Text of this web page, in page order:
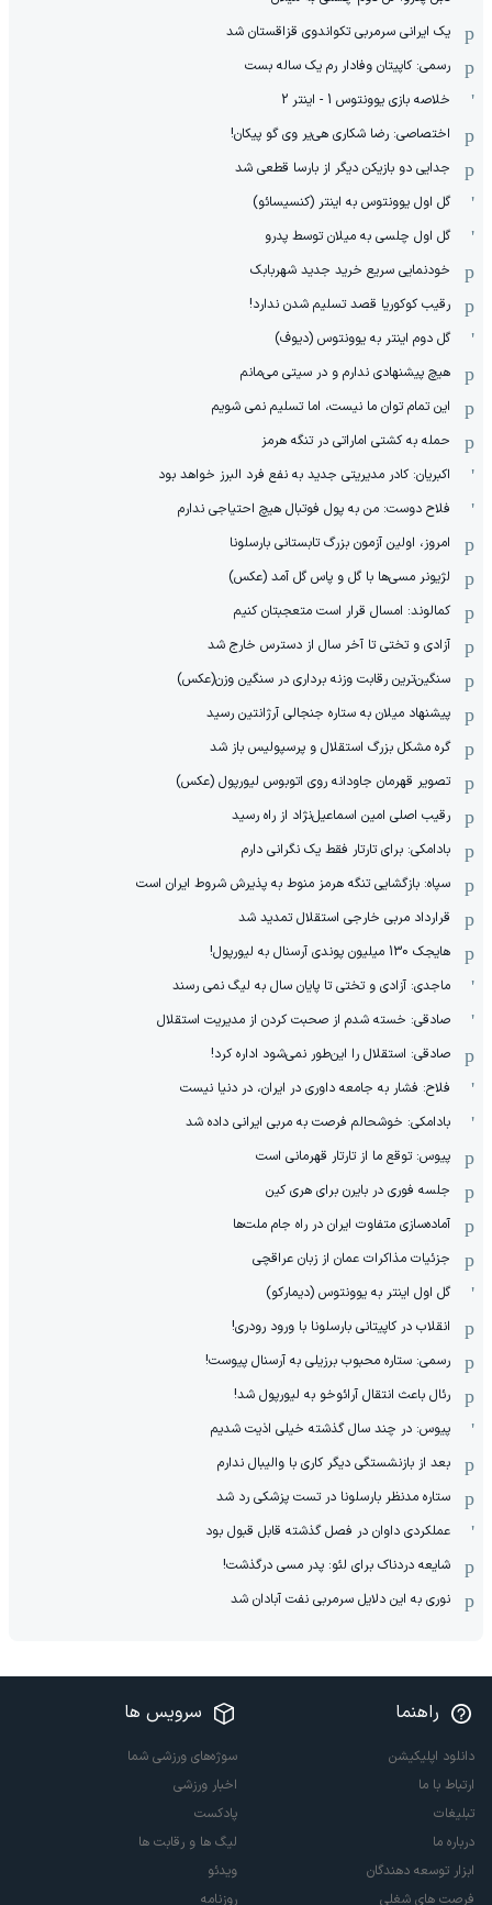
یک ایرانی سرمربی تکواندوی قزاقستان شد
رسمی: کاپیتان وفادار رم یک ساله بست
خلاصه بازی یوونتوس 1 - اینتر 2
اختصاصی: رضا شکاری هی‌یر وی‌ گو پیکان!
جدایی دو بازیکن دیگر از بارسا قطعی شد
گل اول یوونتوس به اینتر (کنسیسائو)
گل اول چلسی به میلان توسط پدرو
خودنمایی سریع خرید جدید شهربابک
رقیب کوکوریا قصد تسلیم شدن ندارد!
گل دوم اینتر به یوونتوس (دیوف)
هیچ پیشنهادی ندارم و در سیتی می‌مانم
این تمام توان ما نیست، اما تسلیم نمی شویم
حمله به کشتی اماراتی در تنگه هرمز
اکبریان: کادر مدیریتی جدید به نفع فرد البرز خواهد بود
فلاح دوست: من به پول فوتبال هیچ احتیاجی ندارم
امروز، اولین آزمون بزرگ تابستانی بارسلونا
لژیونر مسی‌ها با گل و پاس گل آمد (عکس)
کمالوند: امسال قرار است متعجبتان کنیم
آزادی و تختی تا آخر سال از دسترس خارج شد
سنگین‌ترین رقابت وزنه برداری در سنگین وزن(عکس)
پیشنهاد میلان به ستاره جنجالی آرژانتین رسید
گره مشکل بزرگ استقلال و پرسپولیس باز شد
تصویر قهرمان جاودانه روی اتوبوس لیورپول (عکس)
رقیب اصلی امین اسماعیل‌نژاد از راه رسید
بادامکی: برای تارتار فقط یک نگرانی دارم
سپاه: بازگشایی تنگه هرمز منوط به پذیرش شروط ایران است
قرارداد مربی خارجی استقلال تمدید شد
هایجک 130 میلیون پوندی آرسنال به لیورپول!
ماجدی: آزادی و تختی تا پایان سال به لیگ نمی رسند
صادقی: خسته شدم از صحبت کردن از مدیریت استقلال
صادقی: استقلال را این‌طور نمی‌شود اداره کرد!
فلاح: فشار به جامعه داوری در ایران، در دنیا نیست
بادامکی: خوشحالم فرصت به مربی ایرانی داده شد
پیوس: توقع ما از تارتار قهرمانی است
جلسه فوری در بایرن برای هری کین
آماده‌سازی متفاوت ایران در راه جام ملت‌ها
جزئیات مذاکرات عمان از زبان عراقچی
گل اول اینتر به یوونتوس (دیمارکو)
انقلاب در کاپیتانی بارسلونا با ورود رودری!
رسمی: ستاره محبوب برزیلی به آرسنال پیوست!
رئال باعث انتقال آرائوخو به لیورپول شد!
پیوس: در چند سال گذشته خیلی اذیت شدیم
بعد از بازنشستگی دیگر کاری با والیبال ندارم
ستاره مدنظر بارسلونا در تست پزشکی رد شد
عملکردی داوان در فصل گذشته قابل قبول بود
شایعه دردناک برای لئو: پدر مسی درگذشت!
نوری به این دلایل سرمربی نفت آبادان شد
راهنما
دانلود اپلیکیشن
ارتباط با ما
تبلیغات
درباره ما
ابزار توسعه دهندگان
فرصت های شغلی
سرویس ها
سوژه‌های ورزشی شما
اخبار ورزشی
پادکست
لیگ ها و رقابت ها
ویدئو
روزنامه